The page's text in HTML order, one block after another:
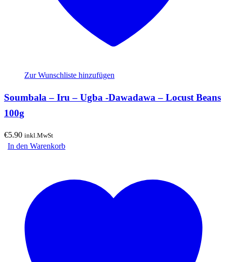
Zur Wunschliste hinzufügen
Soumbala – Iru – Ugba -Dawadawa – Locust Beans
100g
€5.90 inkl.MwSt
In den Warenkorb